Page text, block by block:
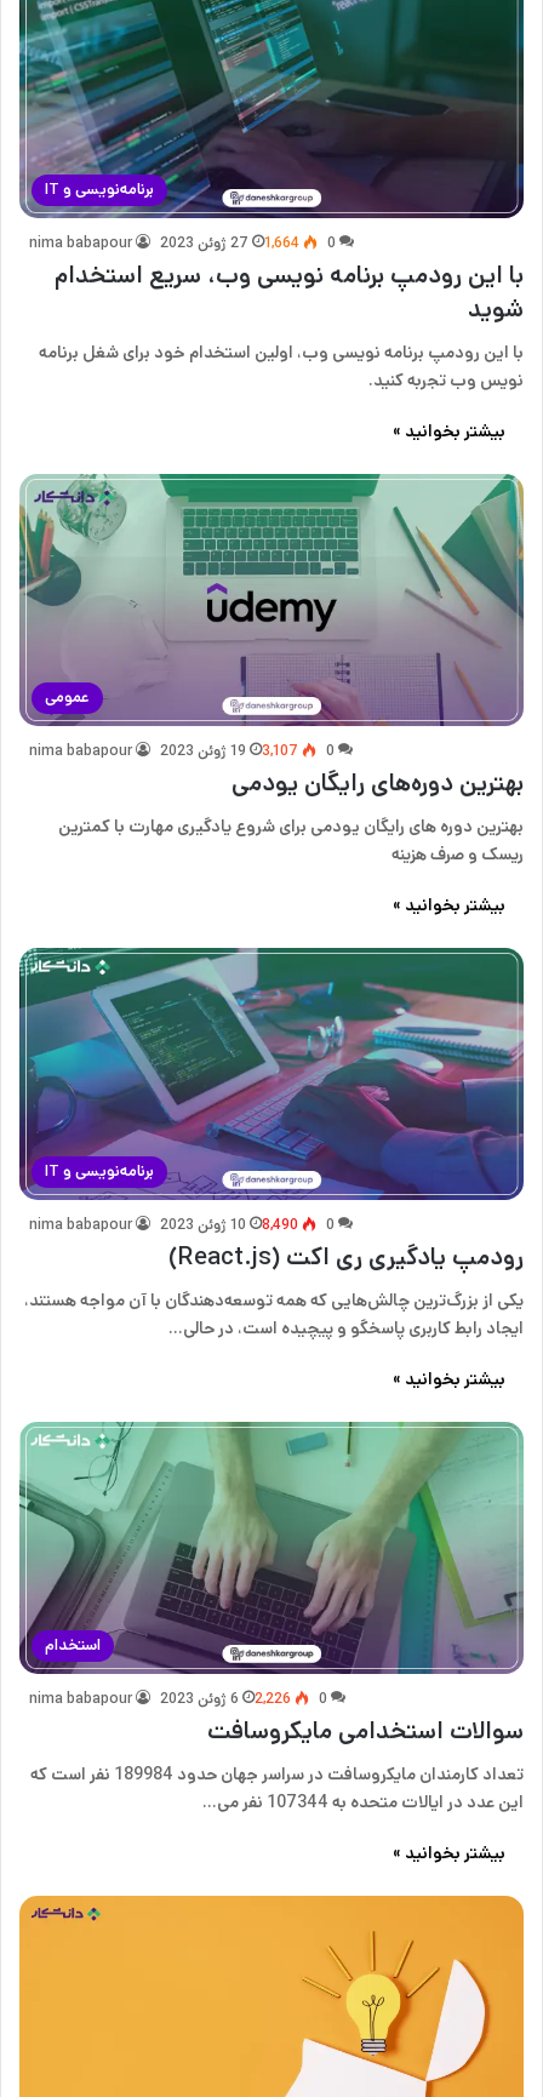
برنامه‌نویسی و IT
nima babapour 27 ژوئن 2023 0
1,664
با این رودمپ برنامه نویسی وب، سریع استخدام
شوید
با این رودمپ برنامه نویسی وب، اولین استخدام خود برای شغل برنامه
نویس وب تجربه کنید.
بیشتر بخوانید »
عمومی
nima babapour 19 ژوئن 2023 0
3,107
بهترین دوره‌های رایگان یودمی
بهترین دوره های رایگان یودمی برای شروع یادگیری مهارت با کمترین
ریسک و صرف هزینه
بیشتر بخوانید »
برنامه‌نویسی و IT
nima babapour 10 ژوئن 2023 0
8,490
رودمپ یادگیری ری‌ اکت (React.js)
یکی از بزرگ‌ترین چالش‌هایی که همه توسعه‌دهندگان با آن مواجه هستند،
ایجاد رابط کاربری پاسخگو و پیچیده است، در حالی…
بیشتر بخوانید »
استخدام
nima babapour 6 ژوئن 2023 0
2,226
سوالات استخدامی مایکروسافت
تعداد کارمندان مایکروسافت در سراسر جهان حدود 189984 نفر است که
این عدد در ایالات متحده به 107344 نفر می…
بیشتر بخوانید »